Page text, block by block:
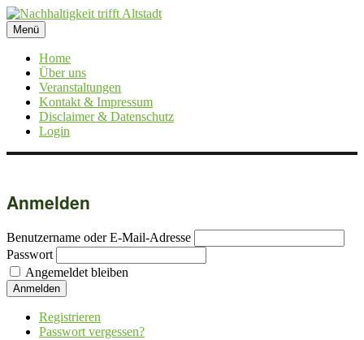
Zum
Inhalt
springen
Nachhaltigkeit trifft Altstadt
Ein Projekt des Lesecafés Anständig Essen
Menü
Home
Über uns
Veranstaltungen
Kontakt & Impressum
Disclaimer & Datenschutz
Login
Anmelden
Benutzername oder E-Mail-Adresse
Passwort
Angemeldet bleiben
Anmelden
Registrieren
Passwort vergessen?